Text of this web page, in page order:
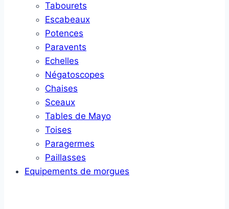
Tabourets
Escabeaux
Potences
Paravents
Echelles
Négatoscopes
Chaises
Sceaux
Tables de Mayo
Toises
Paragermes
Paillasses
Equipements de morgues